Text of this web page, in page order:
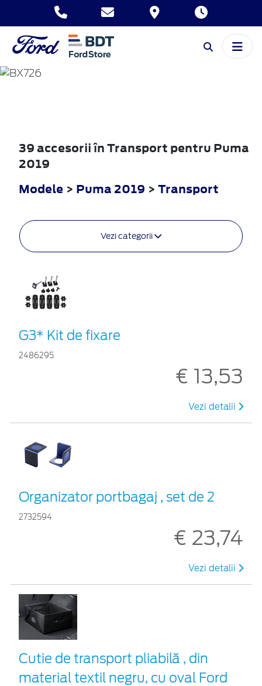
PUMA
39 accesorii în Transport pentru Puma
2019
Modele > Puma 2019 > Transport
Vezi categorii
G3* Kit de fixare
2486295
€ 13,53
Vezi detalii
Organizator portbagaj , set de 2
2732594
€ 23,74
Vezi detalii
Cutie de transport pliabilă , din
material textil negru, cu oval Ford